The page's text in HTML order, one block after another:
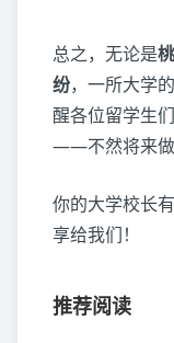
总之，无论是
纷，一所大学
醒各位留学生
——不然将来做
你的大学校长
享给我们！
推荐阅读